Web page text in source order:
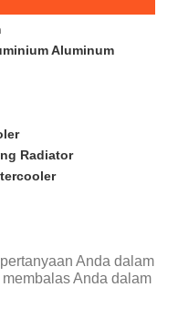
Aluminum
Radiator
Anda dalam
Anda dalam